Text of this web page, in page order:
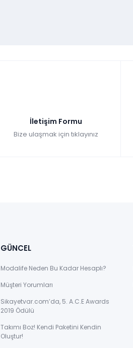
İletişim Formu
Bize ulaşmak için tıklayınız
GÜNCEL
Modalife Neden Bu Kadar Hesaplı?
Müşteri Yorumları
Sikayetvar.com’da, 5. A.C.E Awards
2019 Ödülü
Takımı Boz! Kendi Paketini Kendin
Oluştur!